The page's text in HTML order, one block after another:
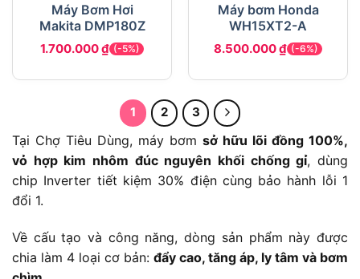
Máy Bơm Hơi
Makita DMP180Z
1.700.000₫ (-5%)
Máy bơm Honda
WH15XT2-A
8.500.000₫ (-6%)
1 2 3
Tại Chợ Tiêu Dùng, máy bơm sở hữu lõi đồng 100%,
vỏ hợp kim nhôm đúc nguyên khối chống gỉ, dùng
chip Inverter tiết kiệm 30% điện cùng bảo hành lỗi 1
đổi 1.
Về cấu tạo và công năng, dòng sản phẩm này được
chia làm 4 loại cơ bản: đẩy cao, tăng áp, ly tâm và bơm